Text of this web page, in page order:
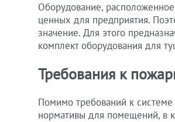
Оборудование,
ценных для предприятия.
значение. Для этого
комплект оборудования для
Требования к
Помимо требований к
нормативы для помещений, в